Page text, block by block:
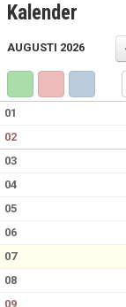
DOKUMENT
Kalender
AUGUSTI 2026
01
02
03
04
05
06
07
08
09